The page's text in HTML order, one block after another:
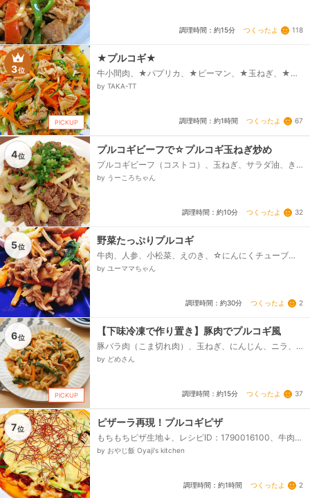
調理時間：約15分 つくったよ 118
3位
PICKUP
★プルコギ★
牛小間肉、★パプリカ、★ピーマン、★玉ねぎ、★人
参、★しいたけ、★ニラ、〇生姜・ニンニク、〇酒、
by TAKA-TT
調理時間：約1時間 つくったよ 67
4位
プルコギビーフで☆プルコギ玉ねぎ炒め
プルコギビーフ（コストコ）、玉ねぎ、サラダ油、き
ざみネギ
by うーころちゃん
調理時間：約10分 つくったよ 32
5位
野菜たっぷりプルコギ
牛肉、人参、小松菜、えのき、☆にんにくチューブ、
☆醤油、☆酒、☆コチュジャン、☆砂糖、ゴマ油
by ユーママちゃん
調理時間：約30分 つくったよ 2
6位
PICKUP
【下味冷凍で作り置き】豚肉でプルコギ風
豚バラ肉（こま切れ肉）、玉ねぎ、にんじん、ニラ、
★ニンニクチューブ、★醤油、酒、ごま油、水、★砂
by どめさん
調理時間：約15分 つくったよ 37
7位
ピザーラ再現！プルコギピザ
もちもちピザ生地↓、レシピID：1790016100、牛肉薄
切り↓、※アメリカ牛がおすすめ、玉ねぎ、にら、ナチ
油、☆コチュジャン、☆豆板醤、❏ピザソース、★マ
ヨネーズ、★コチュジャン、★みりん、★ごま油、★
by おやじ飯 Oyaji's kitchen
調理時間：約1時間 つくったよ 2